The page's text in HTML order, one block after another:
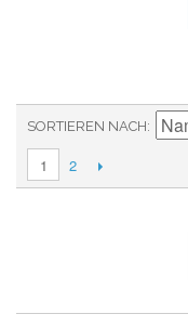
SORTIEREN NACH
1 2